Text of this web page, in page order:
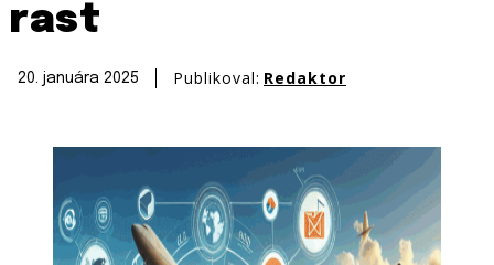
rast
20. januára 2025 Publikoval: Redaktor